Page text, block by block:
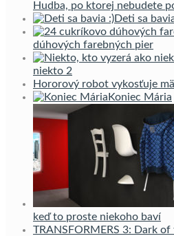
Hudba, po ktorej nebudete
Deti sa
dúhových farebných pier
niekto 2
Hororový robot vykosťuje
Koniec Mária
keď to proste niekoho baví
TRANSFORMERS 3: Dark